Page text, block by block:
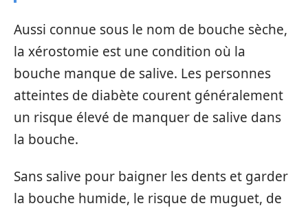
Aussi connue sous le nom de bouche sèche,
la xérostomie est une condition où la
bouche manque de salive. Les personnes
atteintes de diabète courent généralement
un risque élevé de manquer de salive dans
la bouche.
Sans salive pour baigner les dents et garder
la bouche humide, le risque de muguet, de